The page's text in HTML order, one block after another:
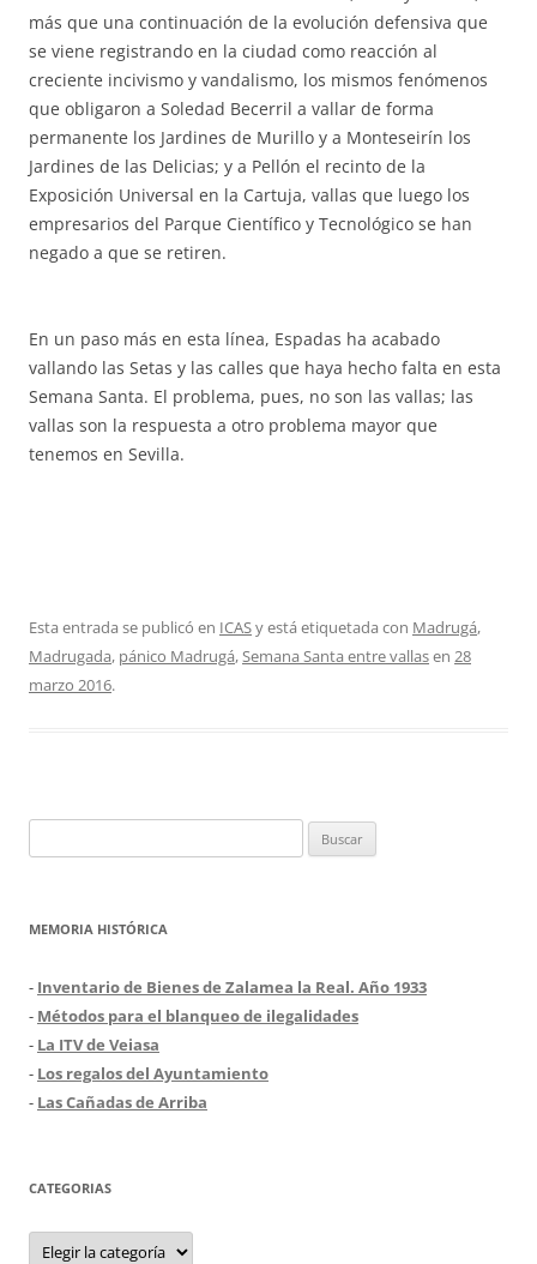
más que una continuación de la evolución defensiva que
se viene registrando en la ciudad como reacción al
creciente incivismo y vandalismo, los mismos fenómenos
que obligaron a Soledad Becerril a vallar de forma
permanente los Jardines de Murillo y a Monteseirín los
Jardines de las Delicias; y a Pellón el recinto de la
Exposición Universal en la Cartuja, vallas que luego los
empresarios del Parque Científico y Tecnológico se han
negado a que se retiren.
En un paso más en esta línea, Espadas ha acabado
vallando las Setas y las calles que haya hecho falta en esta
Semana Santa. El problema, pues, no son las vallas; las
vallas son la respuesta a otro problema mayor que
tenemos en Sevilla.
Esta entrada se publicó en ICASy está etiquetada con Madrugá,
Madrugada, pánico Madrugá,Semana Santa entre vallasen 28
marzo 2016.
MEMORIA HISTÓRICA
- Inventario de Bienes de Zalamea la Real. Año 1933
- Métodos para el blanqueo de ilegalidades
- La ITV de Veiasa
- Los regalos del Ayuntamiento
- Las Cañadas de Arriba
CATEGORIAS
Categorias